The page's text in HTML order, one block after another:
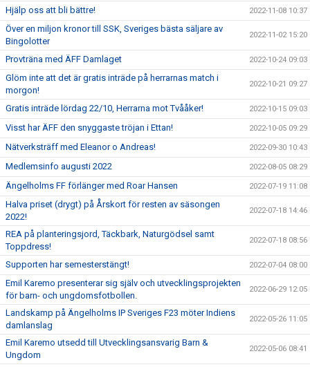
Hjälp oss att bli bättre! 2022-11-08 10:37
Över en miljon kronor till SSK, Sveriges bästa säljare av
Bingolotter
2022-11-02 15:20
Provträna med ÄFF Damlaget 2022-10-24 09:03
Glöm inte att det är gratis inträde på herrarnas match i
morgon!
2022-10-21 09:27
Gratis inträde lördag 22/10, Herrarna mot Tvååker! 2022-10-15 09:03
Visst har ÄFF den snyggaste tröjan i Ettan! 2022-10-05 09:29
Nätverksträff med Eleanor o Andreas! 2022-09-30 10:43
Medlemsinfo augusti 2022 2022-08-05 08:29
Ängelholms FF förlänger med Roar Hansen 2022-07-19 11:08
Halva priset (drygt) på Årskort för resten av säsongen
2022!
2022-07-18 14:46
REA på planteringsjord, Täckbark, Naturgödsel samt
Toppdress!
2022-07-18 08:56
Supporten har semesterstängt! 2022-07-04 08:00
Emil Karemo presenterar sig själv och utvecklingsprojekten
för barn- och ungdomsfotbollen.
2022-06-29 12:05
Landskamp på Ängelholms IP Sveriges F23 möter Indiens
damlanslag
2022-05-26 11:05
Emil Karemo utsedd till Utvecklingsansvarig Barn &
Ungdom
2022-05-06 08:41